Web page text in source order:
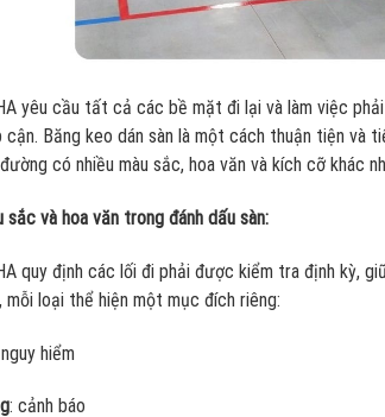
yêu cầu tất cả các bề mặt đi lại và làm việc
cận. Băng keo dán sàn là một cách thuận tiện và
có nhiều màu sắc, hoa văn và kích cỡ khác
sắc và hoa văn trong đánh dấu sàn:
quy định các lối đi phải được kiểm tra định kỳ,
mỗi loại thể hiện một mục đích riêng:
hiểm
: cảnh báo